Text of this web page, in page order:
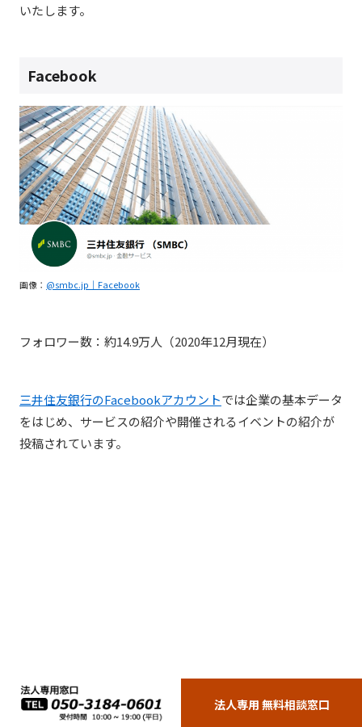
いたします。
Facebook
画像： @smbc.jp｜Facebook
フォロワー数：約14.9万人（2020年12月現在）
三井住友銀行のFacebookアカウントでは企業の基本データ
をはじめ、サービスの紹介や開催されるイベントの紹介が
投稿されています。
法人専用 無料相談窓口